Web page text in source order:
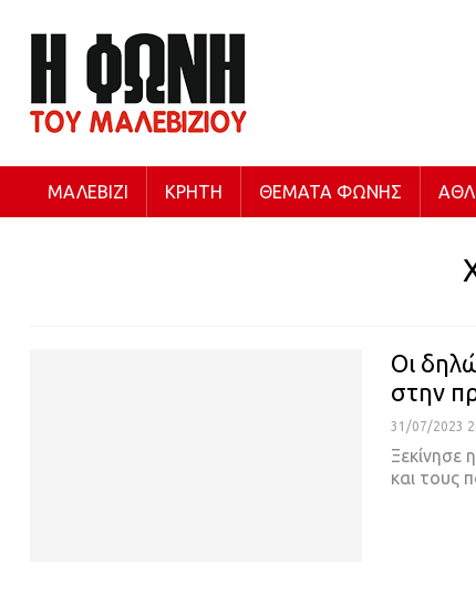
ΜΑΛΕΒΊΖΙ ΚΡΉΤΗ ΘΈΜΑΤΑ ΦΩΝΉΣ
Οι
στην
31/07/2023
Ξεκίνησε
και τους